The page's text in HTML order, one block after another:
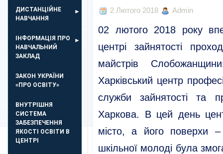
ДИСТАНЦІЙНЕ
НАВЧАННЯ
ІНФОРМАЦІЯ ПРО
НАВЧАЛЬНИЙ
ЗАКЛАД
ЗАКОН УКРАЇНИ
«ПРО ОСВІТУ»
ВНУТРІШНЯ
СИСТЕМА
ЗАБЕЗПЕЧЕННЯ
ЯКОСТІ ОСВІТИ В
ЦЕНТРІ
2 Лютого 2018 Admin
02 лютого 2018 року
центрі зайнятості
майстрів
Харківський центр
служби зайнятості та
Харкова. В цей день
місто, а його поверхи
шкільної молоді була